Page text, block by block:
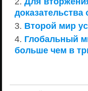
Второй мир
Глобальный
больше чем в